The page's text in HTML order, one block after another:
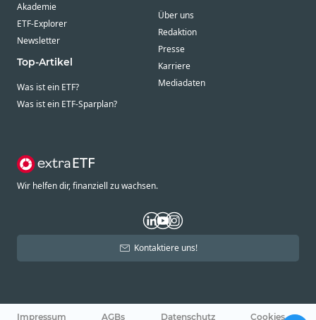
Akademie
ETF-Explorer
Newsletter
Top-Artikel
Was ist ein ETF?
Was ist ein ETF-Sparplan?
Über uns
Redaktion
Presse
Karriere
Mediadaten
Wir helfen dir, finanziell zu wachsen.
Kontaktiere uns!
Impressum AGBs Datenschutz Cookies